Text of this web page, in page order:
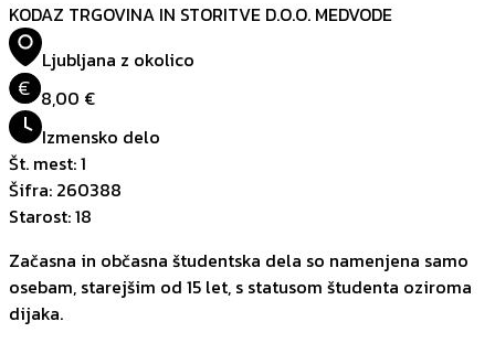
KODAZ TRGOVINA IN STORITVE D.O.O. MEDVODE
Ljubljana z okolico
€ 8,00 €
Izmensko delo
Št. mest:1
Šifra: 260388
Starost:18
Začasna in občasna študentska dela so namenjena samo
osebam, starejšim od 15 let, s statusom študenta oziroma
dijaka.